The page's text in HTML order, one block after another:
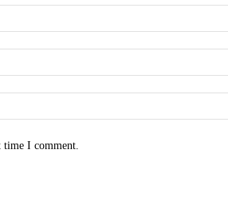
time I comment.